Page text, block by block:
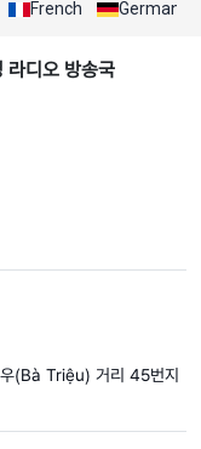
French German
라디오 방송국
(Bà Triệu) 거리 45번지